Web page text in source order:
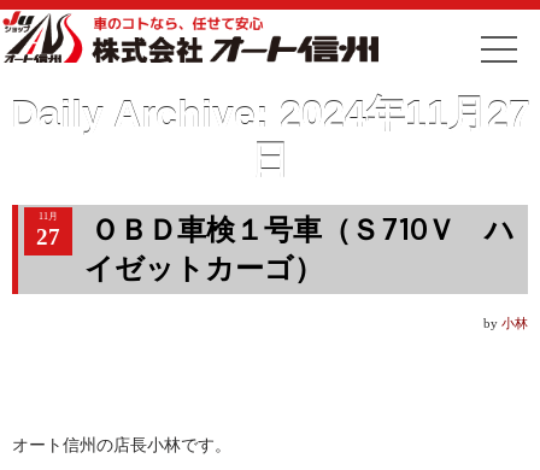
Daily Archive: 2024年11月27
日
11月
27
ＯＢＤ車検１号車（Ｓ710Ｖ ハ
イゼットカーゴ）
by 小林
オート信州の店長小林です。